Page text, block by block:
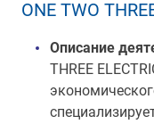
ONE TWO
Описание
THREE